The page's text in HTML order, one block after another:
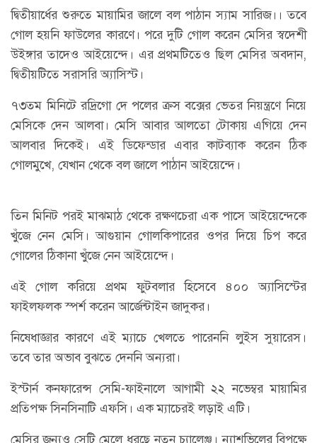
দ্বিতীয়ার্ধের শুরুতে মায়ামির জালে বল পাঠান স্যাম সারিজ।। তবে
গোল হয়নি ফাউলের কারণে। পরে দুটি গোল করেন মেসির স্বদেশী
উইঙ্গার তাদেও আইয়েন্দে। এর প্রথমটিতেও ছিল মেসির অবদান,
দ্বিতীয়টিতে সরাসরি অ্যাসিস্ট।
৭৩তম মিনিটে রদ্রিগো দে পলের ক্রস বক্সের ভেতর নিয়ন্ত্রণে নিয়ে
মেসিকে দেন আলবা। মেসি আবার আলতো টোকায় এগিয়ে দেন
আলবার দিকেই। এই ডিফেন্ডার এবার কাটব্যাক করেন ঠিক
গোলমুখে, যেখান থেকে বল জালে পাঠান আইয়েন্দে।
তিন মিনিট পরই মাঝমাঠ থেকে রক্ষণচেরা এক পাসে আইয়েন্দেকে
খুঁজে নেন মেসি। আগুয়ান গোলকিপারের ওপর দিয়ে চিপ করে
গোলের ঠিকানা খুঁজে নেন আইয়েন্দে।
এই গোল করিয়ে প্রথম ফুটবলার হিসেবে ৪০০ অ্যাসিস্টের
ফাইলফলক স্পর্শ করেন আর্জেন্টাইন জাদুকর।
নিষেধাজ্ঞার কারণে এই ম্যাচে খেলতে পারেননি লুইস সুয়ারেস।
তবে তার অভাব বুঝতে দেননি অন্যরা।
ইস্টার্ন কনফারেন্স সেমি-ফাইনালে আগামী ২২ নভেম্বর মায়ামির
প্রতিপক্ষ সিনসিনাটি এফসি। এক ম্যাচেরই লড়াই এটি।
মেসির জন্যও সেটি মেলে ধরছে নতুন চ্যালেঞ্জ। ন্যাশভিলের বিপক্ষে